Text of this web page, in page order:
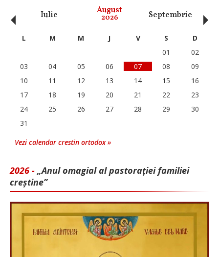
Iulie August
2026 Septembrie
‹ L M M J V S
D
01
02
03
04 05 06 07 08
09
10
11 12 13 14 15
16
17
18 19 20 21 22
23
24
25 26 27 28 29
30
31
Vezi calendar crestin ortodox »
2026 - „Anul omagial al pastorației familiei
creștine”